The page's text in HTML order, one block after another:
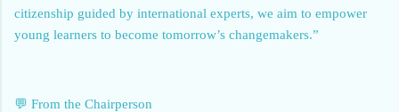
citizenship guided by international experts, we aim to empower
young learners to become tomorrow’s changemakers.”
💬 From the Chairperson